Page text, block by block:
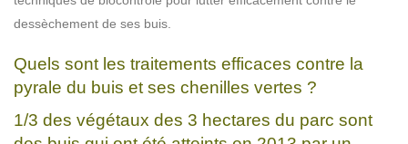
dessèchement de ses buis.
Quels sont les traitements efficaces contre la
pyrale du buis et ses chenilles vertes ?
1/3 des végétaux des 3 hectares du parc sont